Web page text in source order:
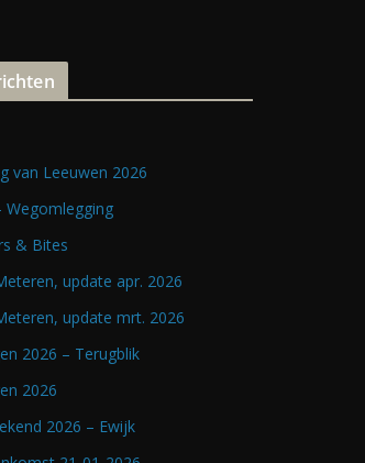
van Leeuwen 2026
Wegomlegging
& Bites
update apr. 2026
update mrt. 2026
2026 – Terugblik
2026
2026 – Ewijk